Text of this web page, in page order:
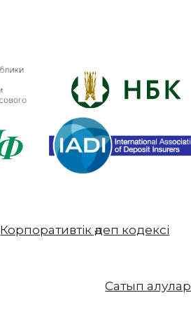
Корпоративтік әдеп кодексі
Сатып алулар